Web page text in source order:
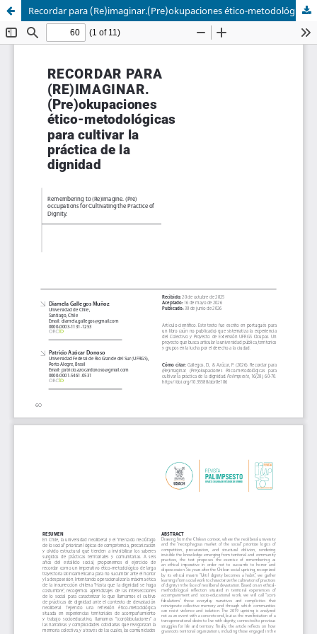
Recordar para (Re)imaginar.(Pre)okupaciones ético-metodológicas para cultivar la práctica de la dignidad1.